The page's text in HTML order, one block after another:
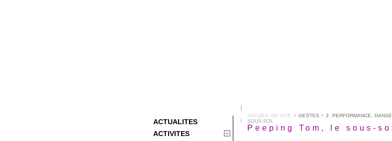
ACTUALITES
ACTIVITES
ACCUEIL DU SITE > GESTES >2. PERFORMANCE,
SOUS-SOL
Peeping Tom, le sous-sol